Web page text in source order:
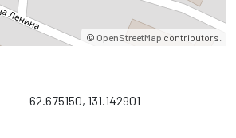
© OpenStreetMap contributors.
62.675150, 131.142901